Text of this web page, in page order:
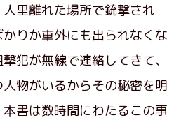
里離れた場所で銃撃され
りか車外にも出られなくな
犯が無線で連絡してきて、
物がいるからその秘密を明
書は数時間にわたるこの事